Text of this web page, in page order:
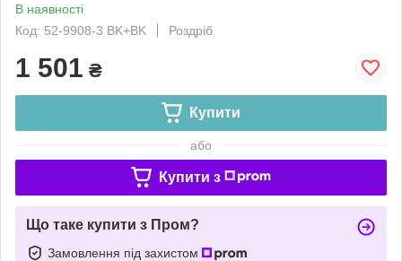
В наявності
Код: 52-9908-3 BK+BK
Роздріб
1 501 ₴
Купити
або
Купити з
Що таке купити з Пром?
Замовлення під захистом